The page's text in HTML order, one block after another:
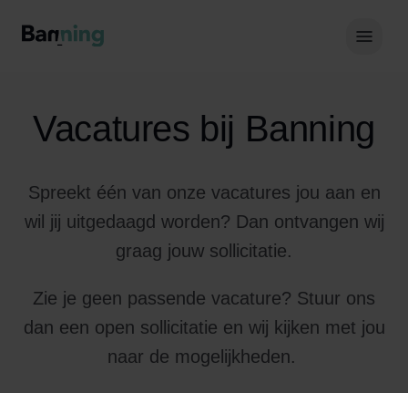
Vacatures bij Banning
Spreekt één van onze vacatures jou aan en
wil jij uitgedaagd worden? Dan ontvangen wij
graag jouw sollicitatie.
Zie je geen passende vacature? Stuur ons
dan een open sollicitatie en wij kijken met jou
naar de mogelijkheden.